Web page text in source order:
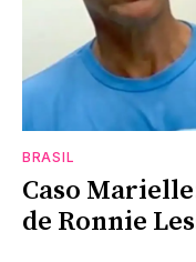
BRASIL
Caso
de Ronnie